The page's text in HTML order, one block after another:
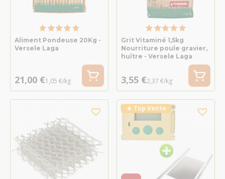
Aliment Pondeuse 20Kg -
Versele Laga
21,00 €1,05 €/kg
Grit Vitaminé 1,5kg
Nourriture poule gravier,
huître - Versele Laga
3,55 €2,37 €/kg
★ Top Vente